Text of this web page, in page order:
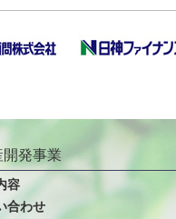
発事業
容
合わせ